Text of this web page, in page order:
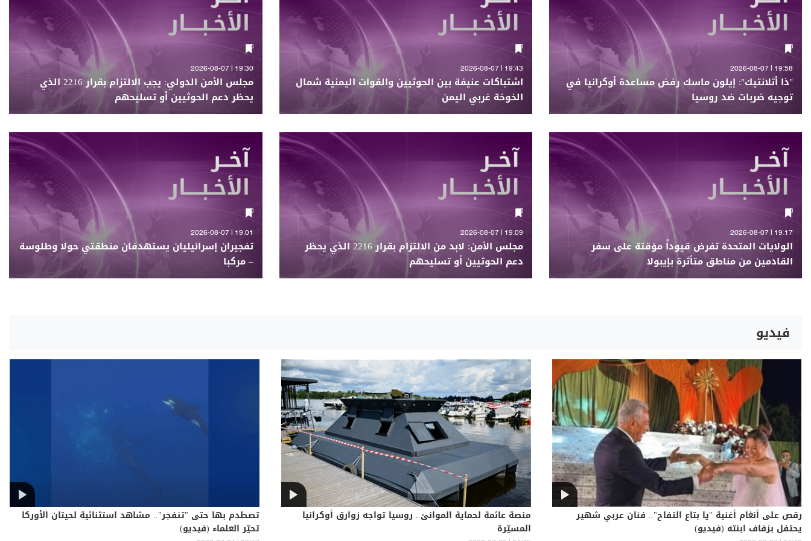
19:58 | 2026-08-07
"ذا أتلانتيك": إيلون ماسك رفض مساعدة أوكرانيا في
توجيه ضربات ضد روسيا
19:43 | 2026-08-07
اشتباكات عنيفة بين الحوثيين والقوات اليمنية شمال
الخوخة غربي اليمن
19:30 | 2026-08-07
مجلس الأمن الدولي: يجب الالتزام بقرار 2216 الذي
يحظر دعم الحوثيين أو تسليحهم
19:17 | 2026-08-07
الولايات المتحدة تفرض قيوداً مؤقتة على سفر
القادمين من مناطق متأثرة بإيبولا
19:09 | 2026-08-07
مجلس الأمن: لابد من الالتزام بقرار 2216 الذي يحظر
دعم الحوثيين أو تسليحهم
19:01 | 2026-08-07
تفجيران إسرائيليان يستهدفان منطقتي حولا وطلوسة
– مركبا
فيديو
رقص على أنغام أغنية "يا بتاع التفاح".. فنان عربي شهير
يحتفل بزفاف ابنته (فيديو)
منصة عائمة لحماية الموانئ.. روسيا تواجه زوارق أوكرانيا
المسيّرة
تصطدم بها حتى "تنفجر".. مشاهد استثنائية لحيتان الأوركا
تحيّر العلماء (فيديو)